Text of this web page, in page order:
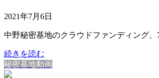
2021年7月6日
中野秘密基地のクラウドファンディング
続きを読む
秘密基地動画